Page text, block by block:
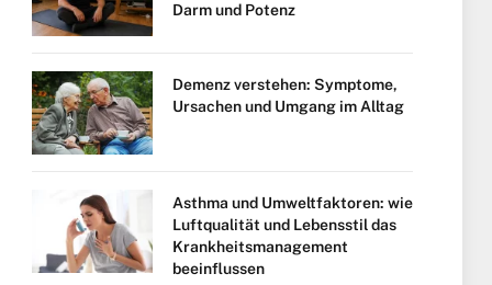
Darm und Potenz
Demenz verstehen: Symptome,
Ursachen und Umgang im Alltag
Asthma und Umweltfaktoren: wie
Luftqualität und Lebensstil das
Krankheitsmanagement
beeinflussen